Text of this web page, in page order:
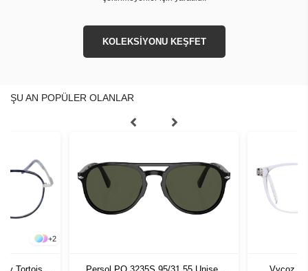
KOLEKSİYONU KEŞFET
ŞU AN POPÜLER OLANLAR
+2
Tortoise
Persol PO 3235S 95/31 55 Unisex
Vycoz